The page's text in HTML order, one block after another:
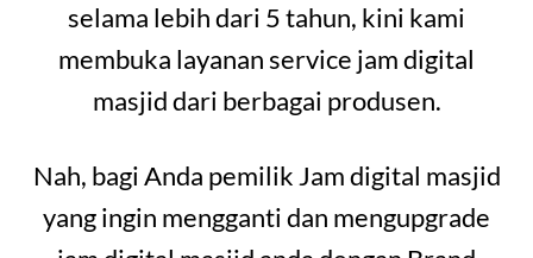
selama lebih dari 5 tahun, kini kami
membuka layanan service jam digital
masjid dari berbagai produsen.
Nah, bagi Anda pemilik Jam digital masjid
yang ingin mengganti dan mengupgrade